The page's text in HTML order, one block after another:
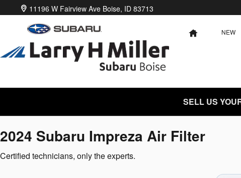
Skip to main content
2024 Subaru Impreza Air Filter
11196 W Fairview Ave Boise, ID 83713
HOME NEW
SELL US
2024 Subaru Impreza Air Filter
Certified technicians, only the experts.